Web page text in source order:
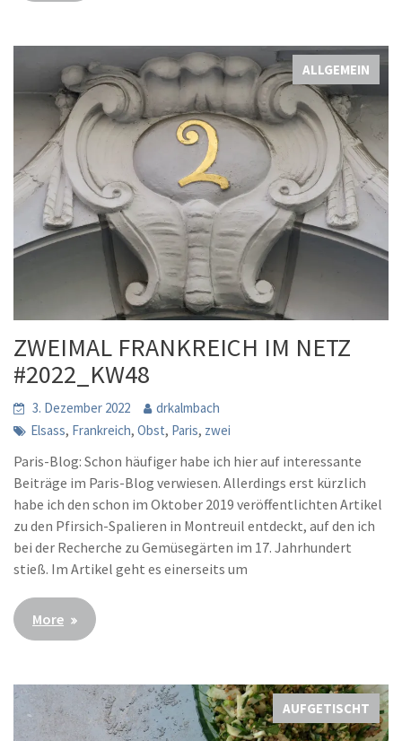
ALLGEMEIN
ZWEIMAL FRANKREICH IM NETZ
#2022_KW48
3. Dezember 2022
drkalmbach
Elsass, Frankreich,Obst, Paris, zwei
Paris-Blog: Schon häufiger habe ich hier auf interessante
Beiträge im Paris-Blog verwiesen. Allerdings erst kürzlich
habe ich den schon im Oktober 2019 veröffentlichten Artikel
zu den Pfirsich-Spalieren in Montreuil entdeckt, auf den ich
bei der Recherche zu Gemüsegärten im 17. Jahrhundert
stieß. Im Artikel geht es einerseits um
More
AUFGETISCHT